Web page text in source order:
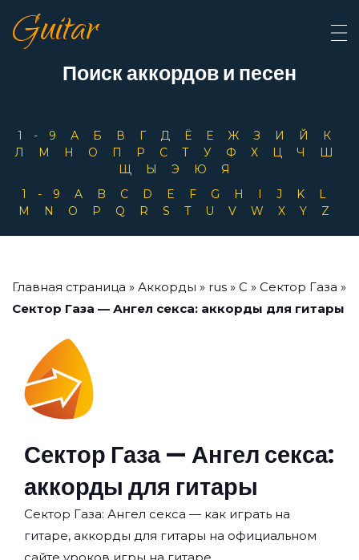
Guitar
Поиск аккордов и песен
1-9 А Б В Г Д Ё Е Ж З И Й
К
Л
М Н О П Р С Т У Ф Х Ц Ч
Ш
Щ
Ы Э Ю
Я
1-9
A B C D E F G H I J K
L
M
N O P Q R S T U V W X Y Z
Главная страница » Аккорды » rus » С » Сектор Газа »
Сектор Газа — Ангел секса: аккорды для гитары
Сектор Газа — Ангел секса:
аккорды для гитары
Сектор Газа: Ангел секса — как играть на
гитаре, аккорды для гитары на официальном